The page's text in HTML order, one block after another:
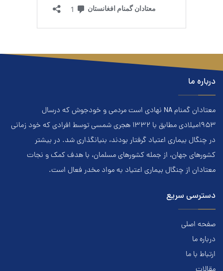
درباره ما
معتادان گمنام NA نهادي است مردمي و خودجوش که درسال
۱۹۵۳ميلادي مطابق با ۱۳۳۲ هجري‌ شمسي توسط افرادي که خود زماني
در چنگال بیماری اعتياد گرفتار بودند، بنيانگذاري شد. در بيشتر
کشور‌هاي جهان، از جمله کشور‌هاي مسلمان، با هدف کمک و نجات
معتادان از چنگال بیماری اعتياد به مواد مخدر فعال است.
دسترسی سریع
صفحه اصلی
درباره ما
ارتباط با ما